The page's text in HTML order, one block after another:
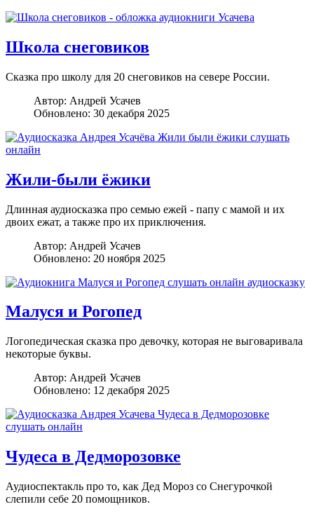
Школа снеговиков
Сказка про школу для 20 снеговиков на севере России.
Автор: Андрей Усачев
Обновлено: 30 декабря 2025
Жили-были ёжики
Длинная аудиосказка про семью ежей - папу с мамой и их
двоих ежат, а также про их приключения.
Автор: Андрей Усачев
Обновлено: 20 ноября 2025
Малуся и Рогопед
Логопедическая сказка про девочку, которая не выговаривала
некоторые буквы.
Автор: Андрей Усачев
Обновлено: 12 декабря 2025
Чудеса в Дедморозовке
Аудиоспектакль про то, как Дед Мороз со Снегурочкой
слепили себе 20 помощников.